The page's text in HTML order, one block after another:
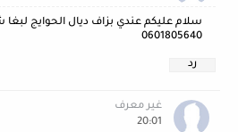
سلام عليكم عندي بزاف ديال الحوايج
0601805640
رد
غير معرف
20:01